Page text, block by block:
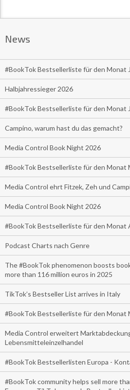
News
#BookTok Bestsellerliste für den Monat
Halbjahressieger 2026
#BookTok Bestsellerliste für den Monat
Campino, warum hast du das gemacht?
Media Control Book Night 2026
#BookTok Bestsellerliste für den Monat
Media Control ehrt Fitzek, Zeh und
Media Control Book Night 2026
#BookTok Bestsellerliste für den Monat
Podcast Charts nach Genre
The #BookTok phenomenon boosts
more than 116 million euros in 2025
TikTok’s Bestseller List arrives in Italy
#BookTok Bestsellerliste für den Monat
Media Control erweitert
Lebensmitteleinzelhandel
#BookTok Bestsellerlisten Europa -
#BookTok community helps sell more